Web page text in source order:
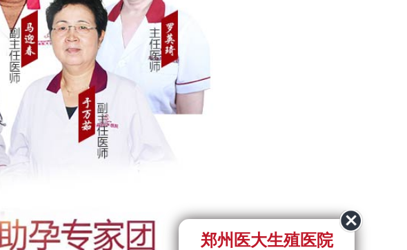
郑州医大生殖医院